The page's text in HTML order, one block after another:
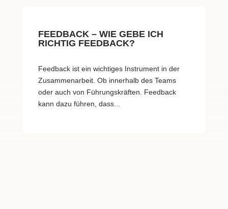
FEEDBACK – WIE GEBE ICH
RICHTIG FEEDBACK?
Feedback ist ein wichtiges Instrument in der
Zusammenarbeit. Ob innerhalb des Teams
oder auch von Führungskräften. Feedback
kann dazu führen, dass...